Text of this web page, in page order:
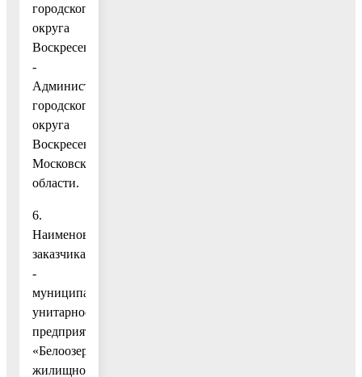
городского
округа
Воскресенск
-
Администрация
городского
округа
Воскресенск
Московской
области.
6.
Наименование
заказчика
-
муниципальное
унитарное
предприятие
«Белоозерское
жилищно-